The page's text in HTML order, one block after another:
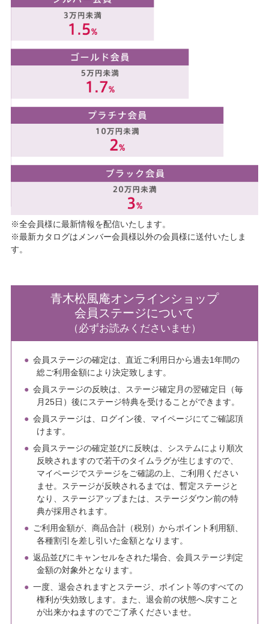
※全会員様に最新情報を配信いたします。
※最新カタログはメンバー会員様以外の会員様に送付いたしま
す。
青木松風庵オンラインショップ
会員ステージについて
（必ずお読みくださいませ）
会員ステージの確定は、直近ご利用日から過去1年間の
総ご利用金額により決定致します。
会員ステージの反映は、ステージ確定月の翌確定日（毎
月25日）後にステージ特典を受けることができます。
会員ステージは、ログイン後、マイページにてご確認頂
けます。
会員ステージの確定並びに反映は、システムにより順次
反映されますので若干のタイムラグが生じますので、
マイページでステージをご確認の上、ご利用ください
ませ。ステージが反映されるまでは、暫定ステージと
なり、ステージアップまたは、ステージダウン前の特
典が採用されます。
ご利用金額が、商品合計（税別）からポイント利用額、
各種割引を差し引いた金額となります。
返品並びにキャンセルをされた場合、会員ステージ判定
金額の対象外となります。
一度、退会されますとステージ、ポイント等のすべての
権利が失効致します。また、退会前の状態へ戻すこと
が出来かねますのでご了承くださいませ。